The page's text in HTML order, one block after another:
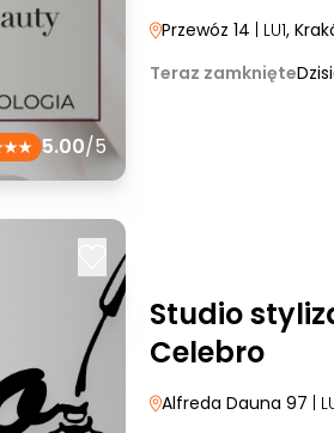
5.00/5
Przewóz 14 | LU1,
Teraz zamknięte
Studio
Celebro
Alfreda Dauna 97 |